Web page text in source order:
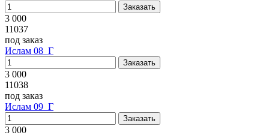
3 000
11037
под заказ
Ислам 08_Г
3 000
11038
под заказ
Ислам 09_Г
3 000